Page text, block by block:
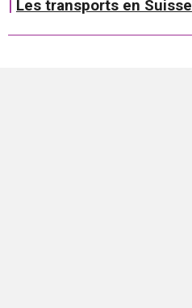
| Les transports en Suisse